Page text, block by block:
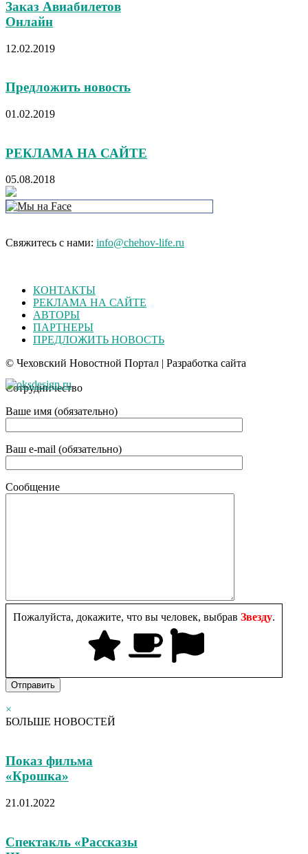
Заказ Авиабилетов
Онлайн
12.02.2019
Предложить новость
01.02.2019
РЕКЛАМА НА САЙТЕ
05.08.2018
Свяжитесь с нами: info@chehov-life.ru
КОНТАКТЫ
РЕКЛАМА НА САЙТЕ
АВТОРЫ
ПАРТНЕРЫ
ПРЕДЛОЖИТЬ НОВОСТЬ
© Чеховский Новостной Портал | Разработка сайта
Сотрудничество
Ваше имя (обязательно)
Ваш e-mail (обязательно)
Сообщение
Пожалуйста, докажите, что вы человек, выбрав Звезду.
×
БОЛЬШЕ НОВОСТЕЙ
Показ фильма
«Крошка»
21.01.2022
Спектакль «Рассказы